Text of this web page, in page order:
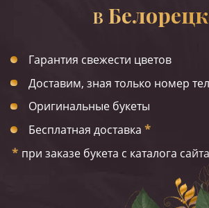
В
Гарантия свежести цветов
Доставим, зная только номер
Оригинальные букеты
Бесплатная доставка *
* при заказе букета с каталога сайта